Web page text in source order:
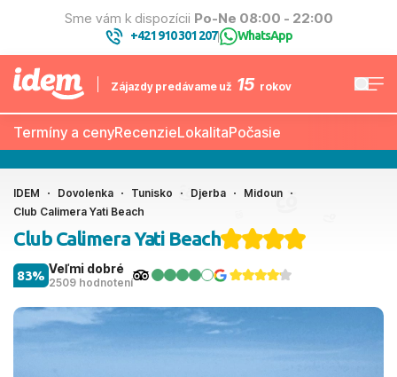
Sme vám k dispozícii Po-Ne 08:00 - 22:00
+421 910 301 207| WhatsApp
Zájazdy predávame už 15 rokov
Termíny a cenyRecenzieLokalitaPočasie
IDEM Dovolenka Tunisko Djerba
Midoun
Club Calimera Yati Beach
Club Calimera Yati Beach
Veľmi dobré
2509 hodnotení
83%